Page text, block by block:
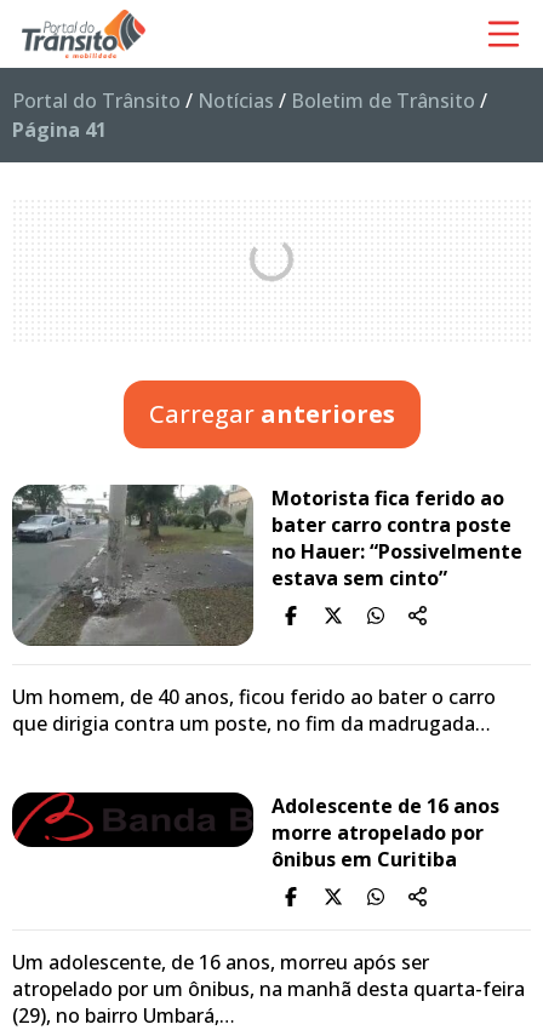
Portal do Trânsito / Notícias / Boletim de Trânsito /
Página 41
Carregar anteriores
Motorista fica ferido ao
bater carro contra poste
no Hauer: “Possivelmente
estava sem cinto”
Um homem, de 40 anos, ficou ferido ao bater o carro
que dirigia contra um poste, no fim da madrugada…
Adolescente de 16 anos
morre atropelado por
ônibus em Curitiba
Um adolescente, de 16 anos, morreu após ser
atropelado por um ônibus, na manhã desta quarta-feira
(29), no bairro Umbará,…